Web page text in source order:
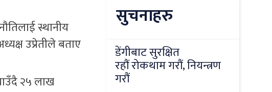
स्थानीय
उप्रेतीले बताए
२५ लाख
सुचनाहरु
डेंगीबाट सुरक्षित
रहौं रोकथाम गरौं, नियन्त्रण
गरौं